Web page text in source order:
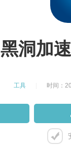
黑洞加
工具 时间：